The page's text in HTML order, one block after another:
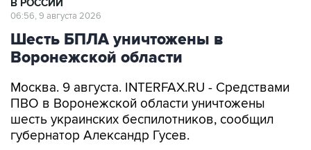
Шесть БПЛА уничтожены в
Воронежской области
Москва. 9 августа. INTERFAX.RU - Средствами
шесть украинских беспилотников, сообщил
губернатор Александр Гусев.
"Всего минувшей ночью дежурными силами